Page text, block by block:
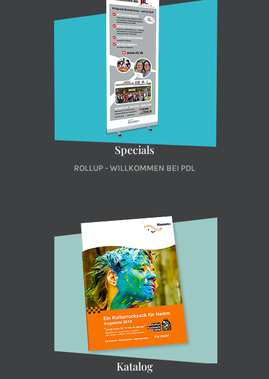
Specials
ROLLUP - WILLKOMMEN BEI PDL
Katalog